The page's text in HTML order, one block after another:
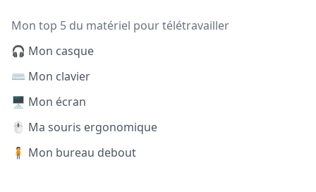
Mon top 5 du matériel pour télétravailler
🎧 Mon casque
⌨️ Mon clavier
🖥️ Mon écran
🖱️ Ma souris ergonomique
🧍 Mon bureau debout